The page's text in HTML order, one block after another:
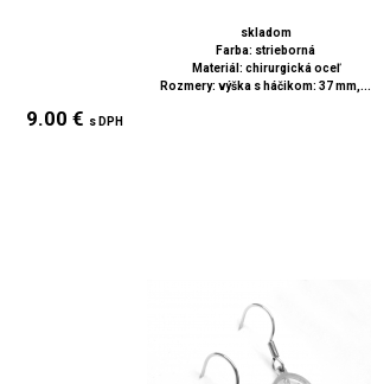
skladom
Farba: strieborná
Materiál: chirurgická oceľ
Rozmery: výška s háčikom: 37 mm,...
9.00 € s DPH